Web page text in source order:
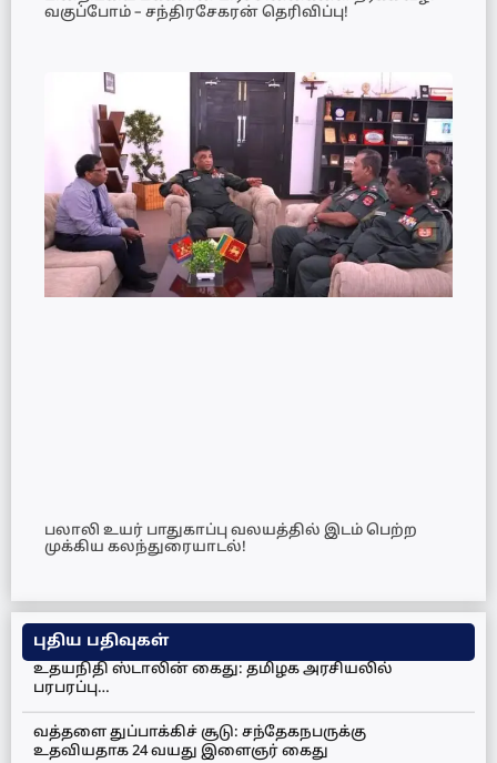
வகுப்போம் – சந்திரசேகரன் தெரிவிப்பு!
பலாலி உயர் பாதுகாப்பு வலயத்தில் இடம் பெற்ற
முக்கிய கலந்துரையாடல்!
புதிய பதிவுகள்
உதயநிதி ஸ்டாலின் கைது: தமிழக அரசியலில்
பரபரப்பு…
வத்தளை துப்பாக்கிச் சூடு: சந்தேகநபருக்கு
உதவியதாக 24 வயது இளைஞர் கைது